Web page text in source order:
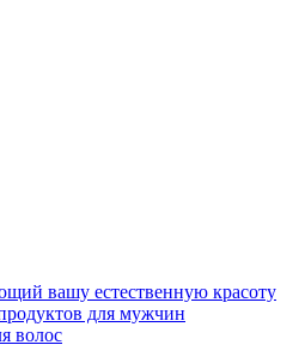
вашу естественную красоту
для мужчин
волос